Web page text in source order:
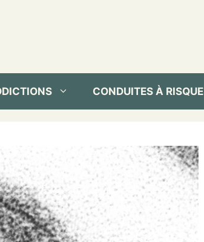
CONDUITES À RISQUE